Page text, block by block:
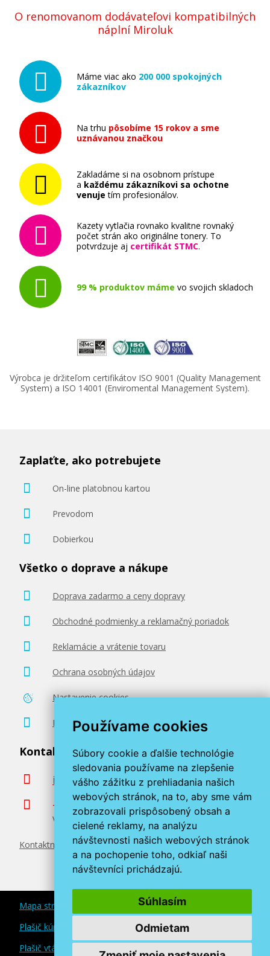
Používame cookies
Súbory cookie a ďalšie technológie
sledovania používame na zlepšenie
vášho zážitku z prehliadania našich
webových stránok, na to, aby sme vám
zobrazovali prispôsobený obsah a
cielené reklamy, na analýzu
návštevnosti našich webových stránok
a na pochopenie toho, odkiaľ naši
návštevníci prichádzajú.
Súhlasím
Odmietam
O renomovanom dodávateľovi kompatibilných
náplní Miroluk
Máme viac ako 200 000 spokojných
zákazníkov
Na trhu pôsobíme 15 rokov a sme
uznávanou značkou
Zakladáme si na osobnom prístupe
a každému zákazníkovi sa ochotne
venuje tím profesionálov.
Kazety vytlačia rovnako kvalitne rovnaký
počet strán ako originálne tonery. To
potvrdzuje aj certifikát STMC.
99 % produktov máme vo svojich skladoch
Výrobca je držiteľom certifikátov ISO 9001 (Quality Management
System) a ISO 14001 (Enviromental Management System).
Zaplaťte, ako potrebujete
On-line platobnou kartou
Prevodom
Dobierkou
Všetko o doprave a nákupe
Doprava zadarmo a ceny dopravy
Obchodné podmienky a reklamačný poriadok
Reklamácie a vrátenie tovaru
Ochrana osobných údajov
Nastavenie cookies
Poradenstvo zadarmo
Kontaktujte nás
info@miroluk.sk
+420 377 222 313
Volajte v pracovné dni od 8. do 17. hod.
Kontaktné údaje
Mapa stránok
Plašič kún a myší
Plašič vtákov